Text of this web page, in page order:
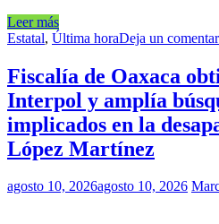
Leer más
Estatal, Última horaDeja un
Fiscalía de Oaxaca
Interpol y amplía
implicados en la
López Martínez
agosto 10, 2026agosto 10, 2026